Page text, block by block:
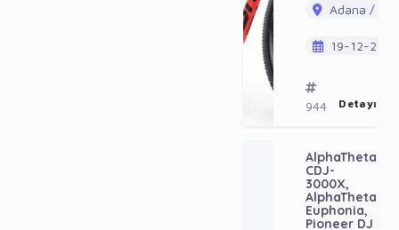
Adana /
19-12-2025
944 Detayı
AlphaTheta
CDJ-
3000X,
AlphaTheta
Euphonia,
Pioneer DJ